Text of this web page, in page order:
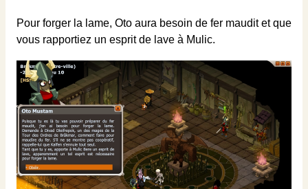
Pour forger la lame, Oto aura besoin de fer maudit et que
vous rapportiez un esprit de lave à Mulic.